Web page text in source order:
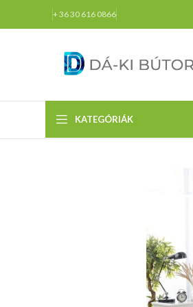
+ 36 30 616 0866
KATEGÓRIÁK